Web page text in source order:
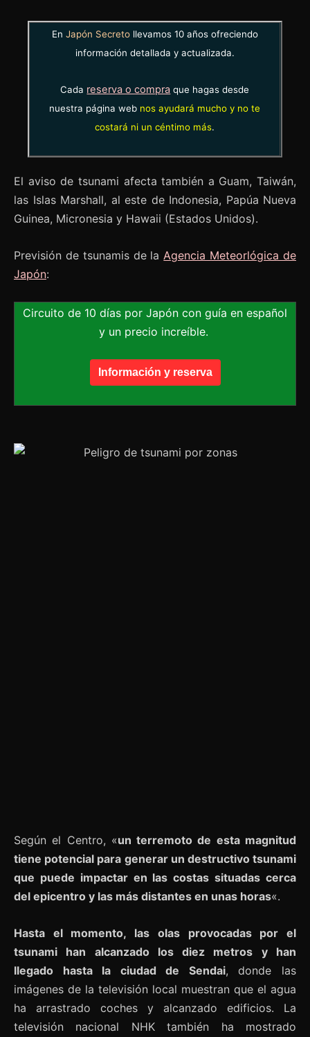
En Japón Secretollevamos 10 años ofreciendo
información detallada y actualizada.
Cada reserva o compra que hagas desde
nuestra página web nos ayudará mucho y no te
costará ni un céntimo más.
El aviso de tsunami afecta también a Guam, Taiwán,
las Islas Marshall, al este de Indonesia, Papúa Nueva
Guinea, Micronesia y Hawaii (Estados Unidos).
Previsión de tsunamis de laAgencia Meteorlógica de
Japón:
Circuito de 10 días por Japón con guía en español
y un precio increíble.
Información y reserva
Según el Centro, «un terremoto de esta magnitud
tiene potencial para generar un destructivo tsunami
que puede impactar en las costas situadas cerca
del epicentro y las más distantes en unas horas«.
Hasta el momento, las olas provocadas por el
tsunami han alcanzado los diez metros y han
llegado hasta la ciudad de Sendai, donde las
imágenes de la televisión local muestran que el agua
ha arrastrado coches y alcanzado edificios. La
televisión nacional NHK también ha mostrado